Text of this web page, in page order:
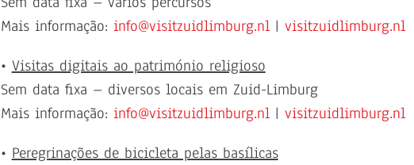
Mais informação: info@visitzuidlimburg.nl| visitzuidlimburg.nl
• Visitas digitais ao património religioso
Sem data fixa – diversos locais em Zuid-Limburg
Mais informação: info@visitzuidlimburg.nl| visitzuidlimburg.nl
• Peregrinações de bicicleta pelas basílicas